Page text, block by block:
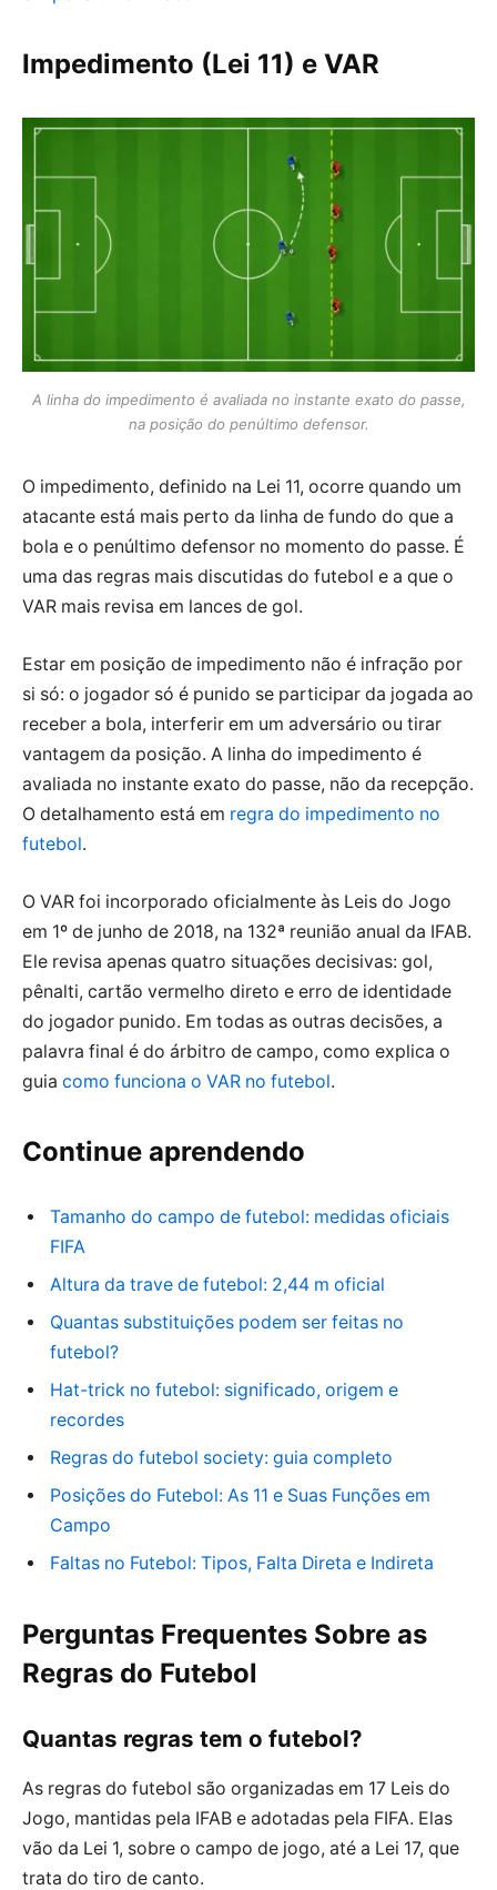
Impedimento (Lei 11) e VAR
A linha do impedimento é avaliada no instante exato do passe,
na posição do penúltimo defensor.
O impedimento, definido na Lei 11, ocorre quando um
atacante está mais perto da linha de fundo do que a
bola e o penúltimo defensor no momento do passe. É
uma das regras mais discutidas do futebol e a que o
VAR mais revisa em lances de gol.
Estar em posição de impedimento não é infração por
si só: o jogador só é punido se participar da jogada ao
receber a bola, interferir em um adversário ou tirar
vantagem da posição. A linha do impedimento é
avaliada no instante exato do passe, não da recepção.
O detalhamento está em regra do impedimento no
futebol.
O VAR foi incorporado oficialmente às Leis do Jogo
em 1º de junho de 2018, na 132ª reunião anual da IFAB.
Ele revisa apenas quatro situações decisivas: gol,
pênalti, cartão vermelho direto e erro de identidade
do jogador punido. Em todas as outras decisões, a
palavra final é do árbitro de campo, como explica o
guia como funciona o VAR no futebol.
Continue aprendendo
Tamanho do campo de futebol: medidas oficiais
FIFA
Altura da trave de futebol: 2,44 m oficial
Quantas substituições podem ser feitas no
futebol?
Hat-trick no futebol: significado, origem e
recordes
Regras do futebol society: guia completo
Posições do Futebol: As 11 e Suas Funções em
Campo
Faltas no Futebol: Tipos, Falta Direta e Indireta
Perguntas Frequentes Sobre as
Regras do Futebol
Quantas regras tem o futebol?
As regras do futebol são organizadas em 17 Leis do
Jogo, mantidas pela IFAB e adotadas pela FIFA. Elas
vão da Lei 1, sobre o campo de jogo, até a Lei 17, que
trata do tiro de canto.